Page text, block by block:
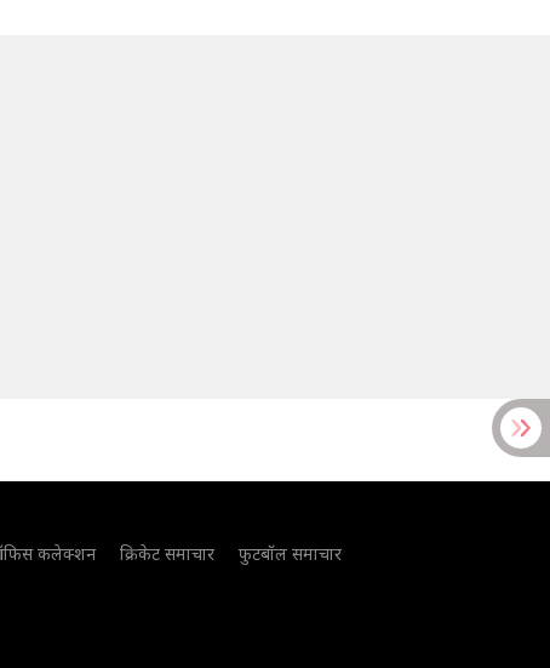
कलेक्शन क्रिकेट समाचार
फुटबॉल समाचार